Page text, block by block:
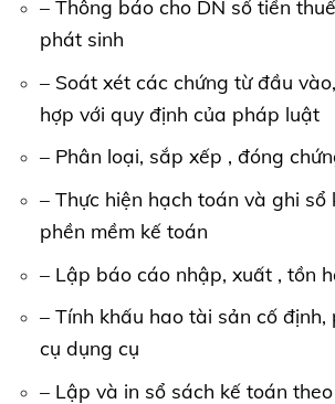
– Thông báo cho DN số tiền
phát sinh
– Soát xét các chứng từ đầu
hợp với quy định của pháp luật
– Phân loại, sắp xếp , đóng
– Thực hiện hạch toán và ghi sổ
phền mềm kế toán
– Lập báo cáo nhập, xuất , tồn
– Tính khấu hao tài sản cố định,
cụ dụng cụ
– Lập và in sổ sách kế toán